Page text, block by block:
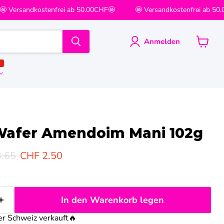
Versandkostenfrei ab 50.00CHF🤩 🤩 Versandkostenfrei ab
Anmelden
Amendoim Mani 102g
Preis
Aktueller Preis
CHF 2.50
In den Warenkorb legen
Schweiz verkauft🔥